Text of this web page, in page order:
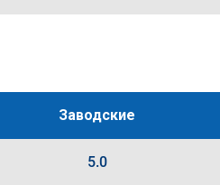
Заводские
5.0